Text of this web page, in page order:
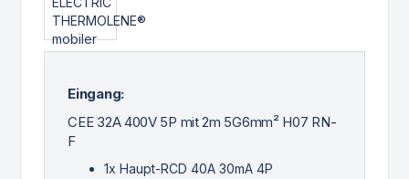
Eingang:
CEE 32A 400V 5P mit 2m 5G6mm² H07 RN-
F
1x Haupt-RCD 40A 30mA 4P